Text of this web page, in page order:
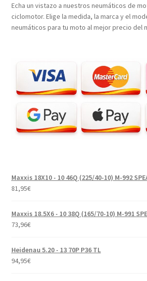
Echa un vistazo a nuestros neumáticos de
ciclomotor. Elige la medida, la marca y el
neumáticos para tu moto al mejor precio del
Maxxis 18X10 - 10 46Q (225/40-10) M-992
81,95€
Maxxis 18.5X6 - 10 38Q (165/70-10) M-991
73,96€
Heidenau 5.20 - 13 70P P36 TL
94,95€